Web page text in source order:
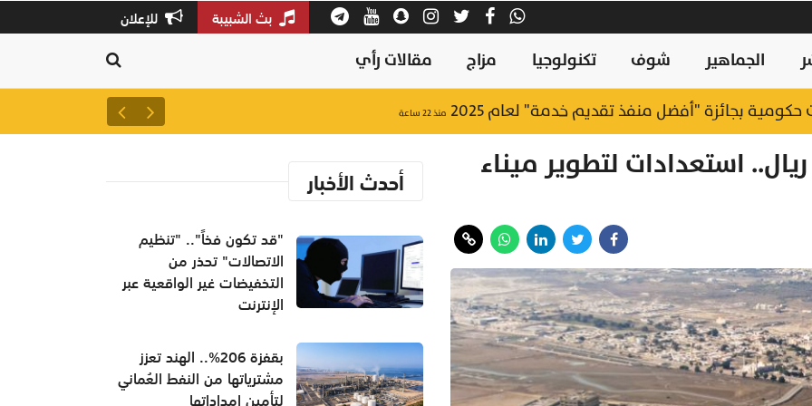
بث الشبيبة للإعلان
الجماهير شوف تكنولوجيا مزاج مقالات رأي
منذ ٢٢ ساعة لتعزيز سلاسل الإمداد..
تتجاوز 77 مليون ريال.. استعدادات لتطوير ميناء أحدث الأخبار
"قد تكون فخاً".. "تنظيم
الاتصالات" تحذر من
التخفيضات غير الواقعية عبر
الإنترنت
بقفزة 206%.. الهند تعزز
مشترياتها من النفط العُماني